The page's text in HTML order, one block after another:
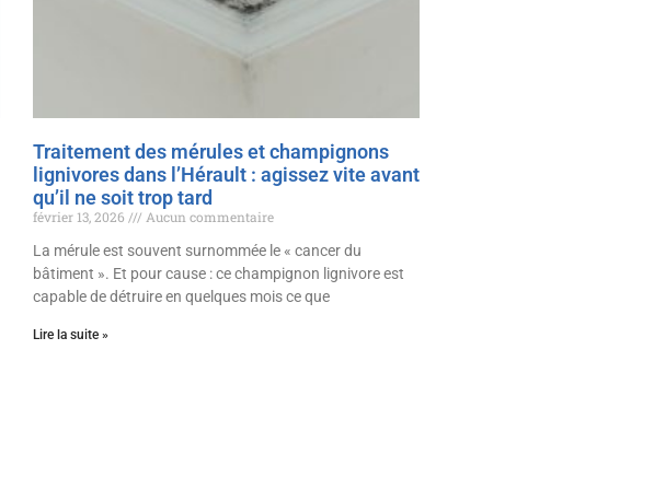
Traitement des mérules et champignons
lignivores dans l’Hérault : agissez vite avant
qu’il ne soit trop tard
février 13, 2026
Aucun commentaire
La mérule est souvent surnommée le « cancer du
bâtiment ». Et pour cause : ce champignon lignivore est
capable de détruire en quelques mois ce que
Lire la suite »